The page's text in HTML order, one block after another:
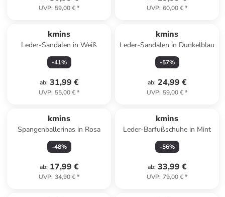
UVP: 59,00 €* UVP: 60,00 €*
kmins
Leder-Sandalen in Weiß
-41%
ab: 31,99 €
UVP: 55,00 €*
kmins
Leder-Sandalen in Dunkelblau
-57%
ab: 24,99 €
UVP: 59,00 €*
kmins
Spangenballerinas in Rosa
-48%
ab: 17,99 €
UVP: 34,90 €*
kmins
Leder-Barfußschuhe in Mint
-56%
ab: 33,99 €
UVP: 79,00 €*